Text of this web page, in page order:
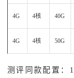
4G 4核 40G
4G 4核 50G
测评同款配置：